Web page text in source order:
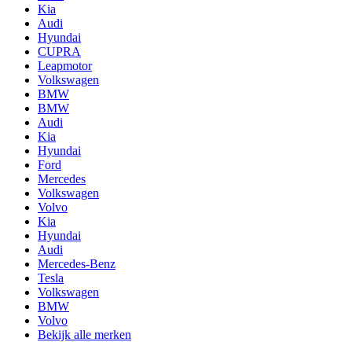
Kia
Audi
Hyundai
CUPRA
Leapmotor
Volkswagen
BMW
BMW
Audi
Kia
Hyundai
Ford
Mercedes
Volkswagen
Volvo
Kia
Hyundai
Audi
Mercedes-Benz
Tesla
Volkswagen
BMW
Volvo
Bekijk alle merken